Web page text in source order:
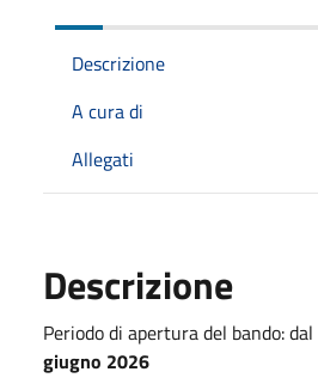
Descrizione
A cura di
Allegati
Descrizione
Periodo di apertura del bando: dal
giugno 2026